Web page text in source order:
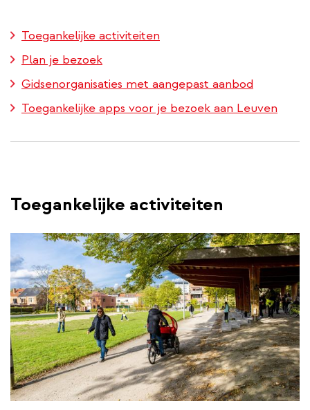
Toegankelijke activiteiten
Plan je bezoek
Gidsenorganisaties met aangepast aanbod
Toegankelijke apps voor je bezoek aan Leuven
Toegankelijke activiteiten